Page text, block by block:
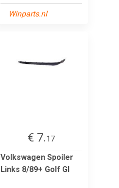
Winparts.nl
€ 7.17
Volkswagen Spoiler
Links 8/89+ Golf Gl